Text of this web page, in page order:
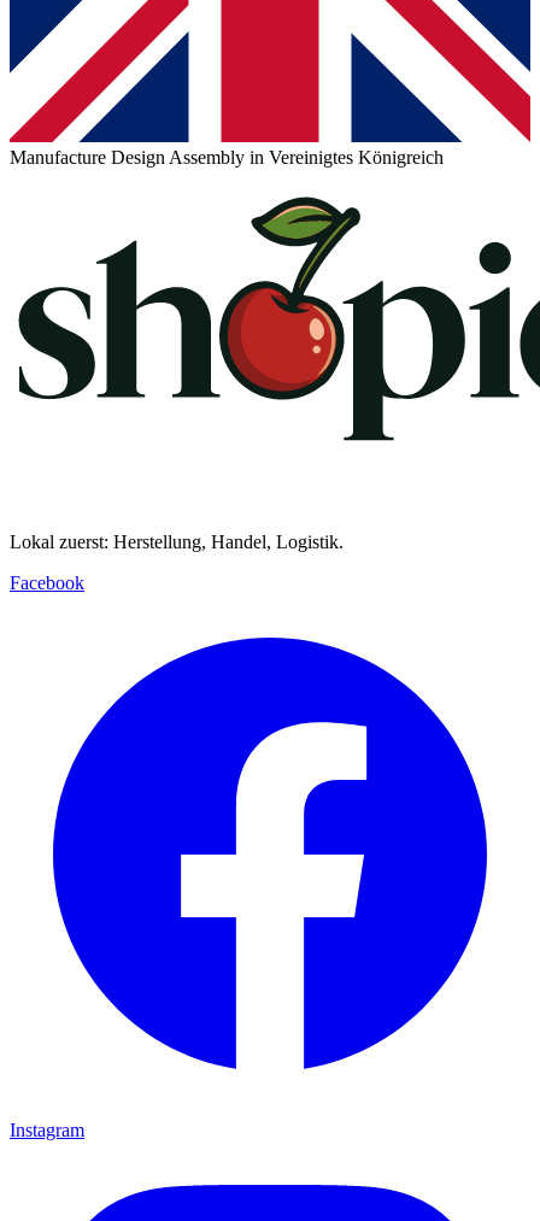
Manufacture Design Assembly in Vereinigtes Königreich
Lokal zuerst: Herstellung, Handel, Logistik.
Facebook
Instagram